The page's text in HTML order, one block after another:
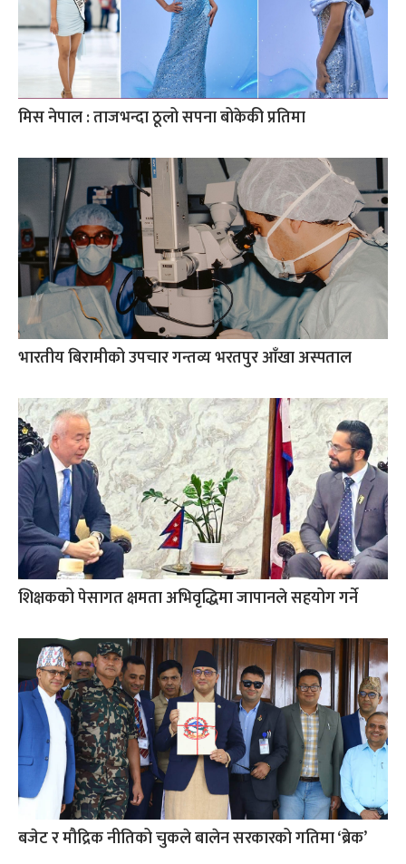
मिस नेपाल : ताजभन्दा ठूलो सपना बोकेकी प्रतिमा
भारतीय बिरामीको उपचार गन्तव्य भरतपुर आँखा अस्पताल
शिक्षकको पेसागत क्षमता अभिवृद्धिमा जापानले सहयोग गर्ने
बजेट र मौद्रिक नीतिको चुकले बालेन सरकारको गतिमा ‘ब्रेक’